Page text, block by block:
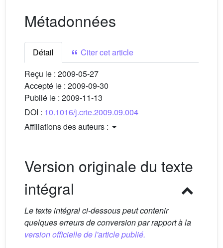
Métadonnées
Détail
Citer cet article
Reçu le : 2009-05-27
Accepté le : 2009-09-30
Publié le : 2009-11-13
DOI : 10.1016/j.crte.2009.09.004
Affiliations des auteurs :
Version originale du texte
intégral
Le texte intégral ci-dessous peut contenir
quelques erreurs de conversion par rapport à la
version officielle de l'article publié.